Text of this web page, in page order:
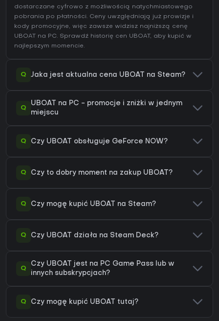
dostarczane cyfrowo z możliwością natychmiastowego
pobrania po płatności. Ceny uwzględniają już prowizje i
kody promocyjne, więc zawsze widzisz najniższą cenę
UBOAT na PC. Sprawdź historię cen UBOAT , aby kupić w
najlepszym momencie.
Q Jaka jest aktualna cena UBOAT na Steam?
Q
UBOAT na PC - promocje i zniżki w jednym
miejscu
Q Czy UBOAT obsługuje GeForce NOW?
Q Czy to dobry moment na zakup UBOAT?
Q Czy mogę kupić UBOAT na Steam?
Q Czy UBOAT działa na Steam Deck?
Q
Czy UBOAT jest na PC Game Pass lub w
innych subskrypcjach?
Q Czy mogę kupić UBOAT tutaj?